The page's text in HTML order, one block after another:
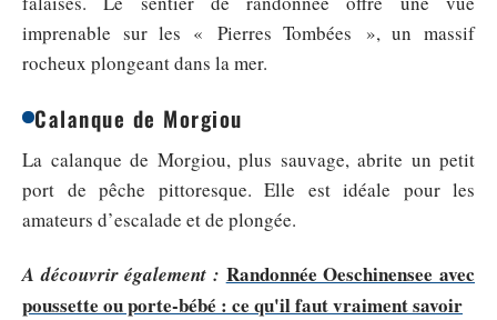
imprenable sur les « Pierres Tombées », un massif
rocheux plongeant dans la mer.
Calanque de Morgiou
La calanque de Morgiou, plus sauvage, abrite un petit
port de pêche pittoresque. Elle est idéale pour les
amateurs d’escalade et de plongée.
A découvrir également : Randonnée Oeschinensee avec
poussette ou porte-bébé : ce qu'il faut vraiment savoir